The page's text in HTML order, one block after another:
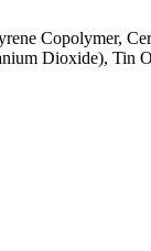
Copolymer,
Dioxide),